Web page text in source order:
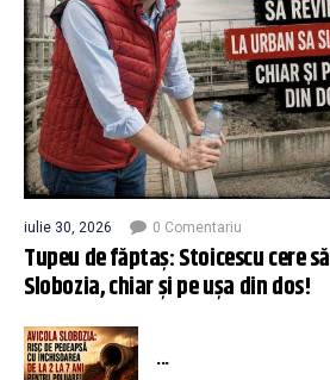
iulie 30, 2026 0 Comentariu
Tupeu de făptaș: Stoicescu cere
Slobozia, chiar și pe ușa din dos!
...